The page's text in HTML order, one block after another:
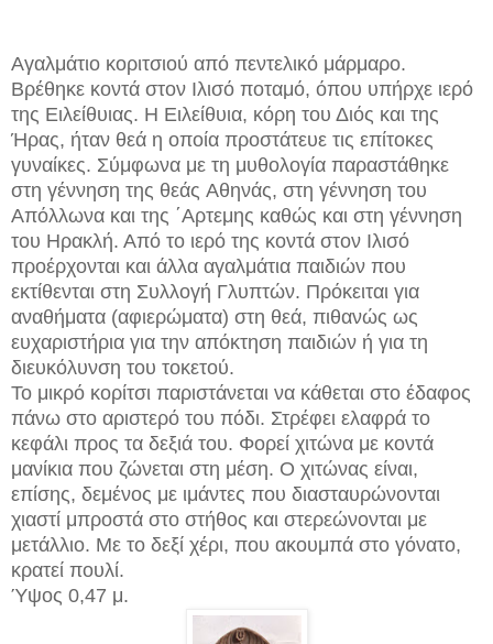
Αγαλμάτιο κοριτσιού από πεντελικό μάρμαρο.
Βρέθηκε κοντά στον Ιλισό ποταμό, όπου υπήρχε ιερό
της Ειλείθυιας. H Eιλείθυια, κόρη του Διός και της
Ήρας, ήταν θεά η οποία προστάτευε τις επίτοκες
γυναίκες. Σύμφωνα με τη μυθολογία παραστάθηκε
στη γέννηση της θεάς Aθηνάς, στη γέννηση του
Απόλλωνα και της ΄Αρτεμης καθώς και στη γέννηση
του Ηρακλή. Από το ιερό της κοντά στον Ιλισό
προέρχονται και άλλα αγαλμάτια παιδιών που
εκτίθενται στη Συλλογή Γλυπτών. Πρόκειται για
αναθήματα (αφιερώματα) στη θεά, πιθανώς ως
ευχαριστήρια για την απόκτηση παιδιών ή για τη
διευκόλυνση του τοκετού.
Το μικρό κορίτσι παριστάνεται να κάθεται στο έδαφος
πάνω στο αριστερό του πόδι. Στρέφει ελαφρά το
κεφάλι προς τα δεξιά του. Φορεί χιτώνα με κοντά
μανίκια που ζώνεται στη μέση. Ο χιτώνας είναι,
επίσης, δεμένος με ιμάντες που διασταυρώνονται
χιαστί μπροστά στο στήθος και στερεώνονται με
μετάλλιο. Με το δεξί χέρι, που ακουμπά στο γόνατο,
κρατεί πουλί.
Ύψος 0,47 μ.